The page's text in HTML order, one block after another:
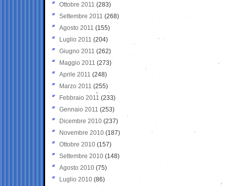
Ottobre 2011 (283)
Settembre 2011 (268)
Agosto 2011 (155)
Luglio 2011 (204)
Giugno 2011 (262)
Maggio 2011 (273)
Aprile 2011 (248)
Marzo 2011 (255)
Febbraio 2011 (233)
Gennaio 2011 (253)
Dicembre 2010 (237)
Novembre 2010 (187)
Ottobre 2010 (157)
Settembre 2010 (148)
Agosto 2010 (75)
Luglio 2010 (86)